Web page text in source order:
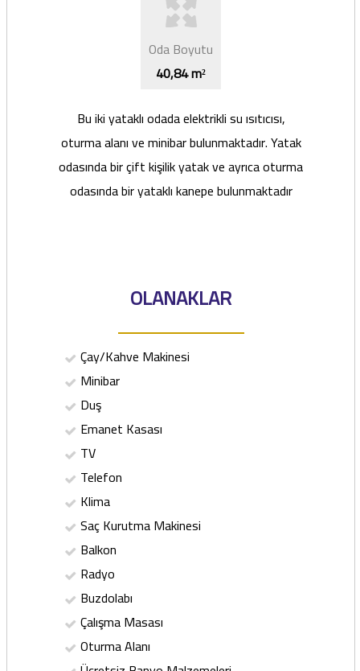
Oda Boyutu
40,84 m²
Bu iki yataklı odada elektrikli su ısıtıcısı,
oturma alanı ve minibar bulunmaktadır. Yatak
odasında bir çift kişilik yatak ve ayrıca oturma
odasında bir yataklı kanepe bulunmaktadır
OLANAKLAR
Çay/Kahve Makinesi
Minibar
Duş
Emanet Kasası
TV
Telefon
Klima
Saç Kurutma Makinesi
Balkon
Radyo
Buzdolabı
Çalışma Masası
Oturma Alanı